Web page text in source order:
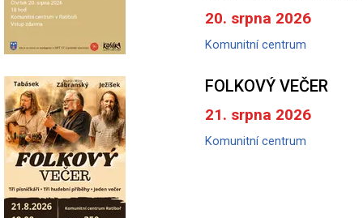
20. srpna 2026
Komunitní centrum
FOLKOVÝ VEČER
21. srpna 2026
Komunitní centrum